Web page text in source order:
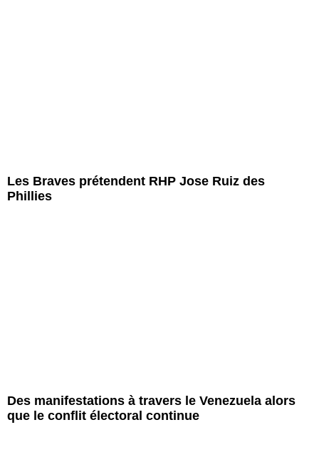
Les Braves prétendent RHP Jose Ruiz des
Phillies
Des manifestations à travers le Venezuela alors
que le conflit électoral continue